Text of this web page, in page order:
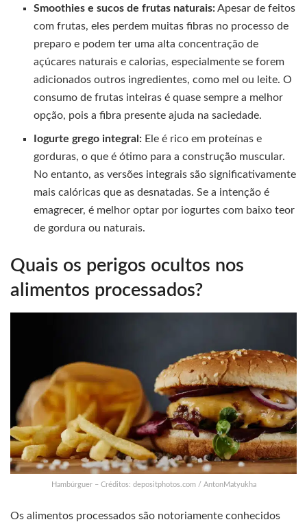
Smoothies e sucos de frutas naturais:Apesar de feitos
com frutas, eles perdem muitas fibras no processo de
preparo e podem ter uma alta concentração de
açúcares naturais e calorias, especialmente se forem
adicionados outros ingredientes, como mel ou leite. O
consumo de frutas inteiras é quase sempre a melhor
opção, pois a fibra presente ajuda na saciedade.
Iogurte grego integral: Ele é rico em proteínas e
gorduras, o que é ótimo para a construção muscular.
No entanto, as versões integrais são significativamente
mais calóricas que as desnatadas. Se a intenção é
emagrecer, é melhor optar por iogurtes com baixo teor
de gordura ou naturais.
Quais os perigos ocultos nos
alimentos processados?
Hambúrguer – Créditos: depositphotos.com / AntonMatyukha
Os alimentos processados são notoriamente conhecidos